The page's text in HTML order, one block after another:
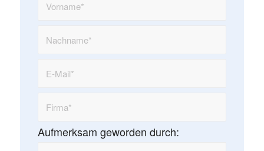
Aufmerksam geworden durch: